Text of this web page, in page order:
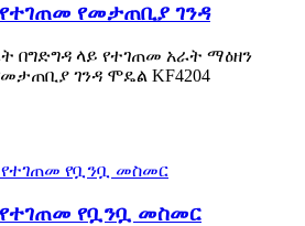
የመታጠቢያ ገንዳ
በግድግዳ ላይ የተገጠመ አራት ማዕዘን
ገንዳ ሞዴል KF4204
የተገጠመ የቧንቧ መስመር